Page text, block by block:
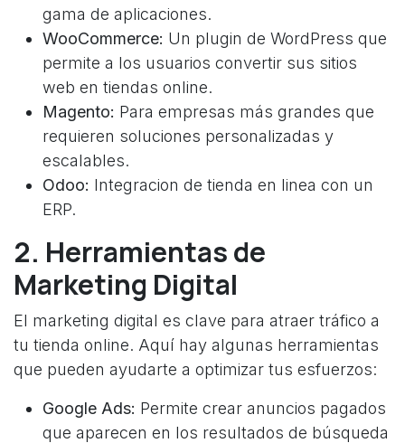
gama de aplicaciones.
WooCommerce: Un plugin de WordPress que
permite a los usuarios convertir sus sitios
web en tiendas online.
Magento: Para empresas más grandes que
requieren soluciones personalizadas y
escalables.
Odoo: Integracion de tienda en linea con un
ERP.
2. Herramientas de
Marketing Digital
El marketing digital es clave para atraer tráfico a
tu tienda online. Aquí hay algunas herramientas
que pueden ayudarte a optimizar tus esfuerzos:
Google Ads: Permite crear anuncios pagados
que aparecen en los resultados de búsqueda